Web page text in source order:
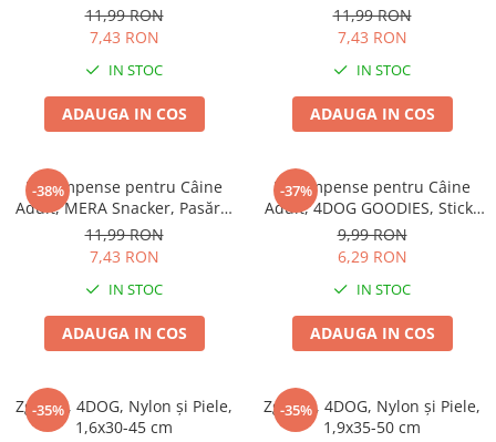
Hrană Pești
Hrană Broaște Țestoase
Întreținere Acvariu
Tratament Apă
200g
11,99 RON
7,43 RON
IN STOC
ADAUGA IN COS
200g
11,99 RON
7,43 RON
IN STOC
ADAUGA IN COS
-38%
Recompense pentru Câine
Adult, MERA Snacker, Pasăre,
200g
11,99 RON
7,43 RON
IN STOC
ADAUGA IN COS
-37%
Recompense pentru Câine
Adult, 4DOG GOODIES, Sticks
din Orez, Talie Mică, 12 cm, 6
bucăți/pungă
9,99 RON
6,29 RON
IN STOC
ADAUGA IN COS
-35%
Zgardă, 4DOG, Nylon și Piele,
1,6x30-45 cm
-35%
Zgardă, 4DOG, Nylon și Piele,
1,9x35-50 cm